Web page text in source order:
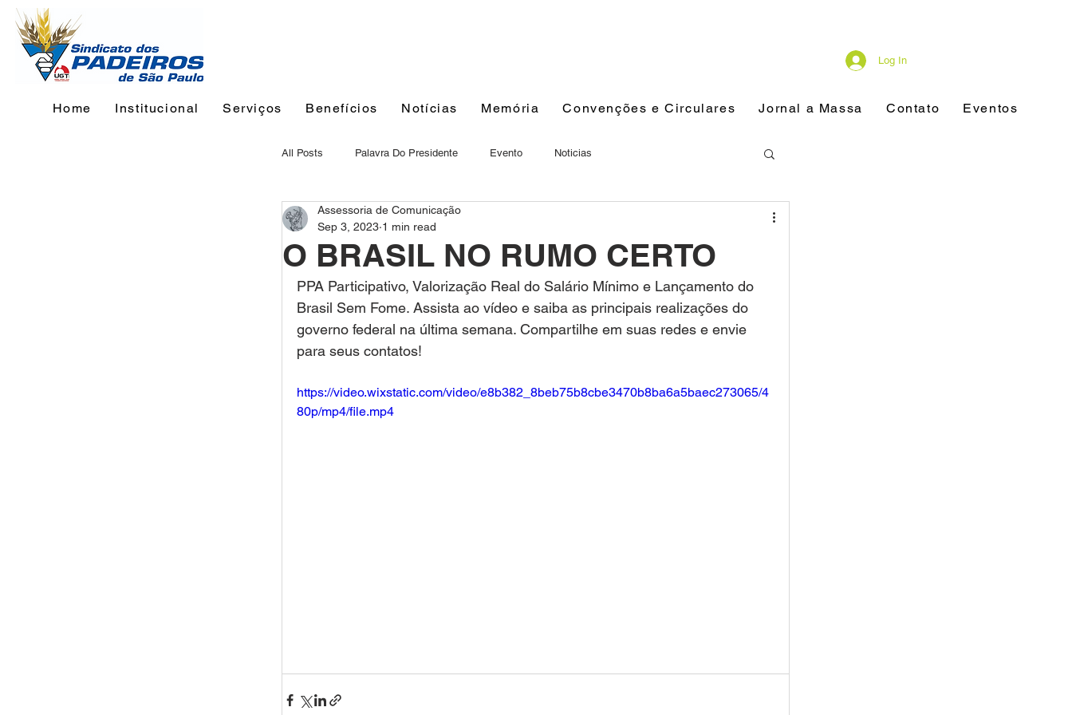
Log In
Home Institucional Serviços Benefícios Notícias Memória Convenções e Circulares Jornal a Massa Contato Eventos
All Posts Palavra Do Presidente Evento Noticias
O BRASIL NO RUMO CERTO
Assessoria de Comunicação
Sep 3, 2023 1 min read
PPA Participativo, Valorização Real do Salário Mínimo e Lançamento do
Brasil Sem Fome. Assista ao vídeo e saiba as principais realizações do
governo federal na última semana. Compartilhe em suas redes e envie
para seus contatos!
https://video.wixstatic.com/video/e8b382_8beb75b8cbe3470b8ba6a5baec273065/4
80p/mp4/file.mp4